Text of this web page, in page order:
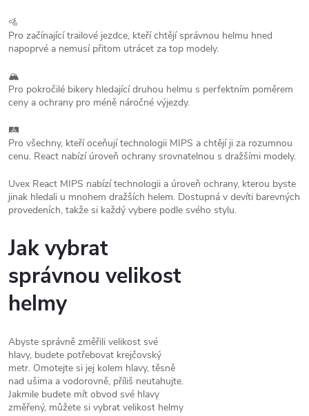
🚵
Pro začínající trailové jezdce, kteří chtějí správnou helmu hned
napoprvé a nemusí přitom utrácet za top modely.
🏔️
Pro pokročilé bikery hledající druhou helmu s perfektním poměrem
ceny a ochrany pro méně náročné výjezdy.
🛤️
Pro všechny, kteří oceňují technologii MIPS a chtějí ji za rozumnou
cenu. React nabízí úroveň ochrany srovnatelnou s dražšími modely.
Uvex React MIPS nabízí technologii a úroveň ochrany, kterou byste
jinak hledali u mnohem dražších helem. Dostupná v devíti barevných
provedeních, takže si každý vybere podle svého stylu.
Jak vybrat
správnou velikost
helmy
Abyste správně změřili velikost své
hlavy, budete potřebovat krejčovský
metr. Omotejte si jej kolem hlavy, těsně
nad ušima a vodorovně, příliš neutahujte.
Jakmile budete mít obvod své hlavy
změřený, můžete si vybrat velikost helmy